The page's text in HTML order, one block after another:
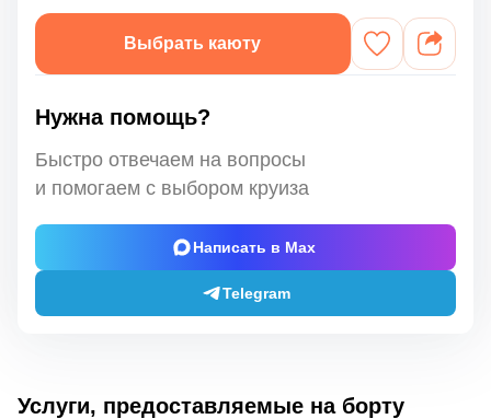
Выбрать каюту
Нужна помощь?
Быстро отвечаем на вопросы
и помогаем с выбором круиза
Написать в Max
Telegram
Услуги, предоставляемые на борту